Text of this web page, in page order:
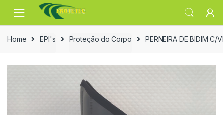
navigation
content
Home
EPI's Proteção do Corpo PERNEIRA DE BIDIM C/